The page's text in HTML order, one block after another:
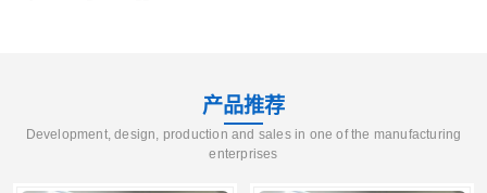
产品推荐
Development, design, production and sales in one of the manufacturing
enterprises